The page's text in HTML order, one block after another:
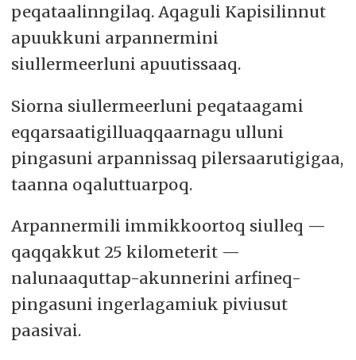
peqataalinngilaq. Aqaguli Kapisilinnut
apuukkuni arpannermini
siullermeerluni apuutissaaq.
Siorna siullermeerluni peqataagami
eqqarsaatigilluaqqaarnagu ulluni
pingasuni arpannissaq pilersaarutigigaa,
taanna oqaluttuarpoq.
Arpannermili immikkoortoq siulleq —
qaqqakkut 25 kilometerit —
nalunaaquttap-akunnerini arfineq-
pingasuni ingerlagamiuk piviusut
paasivai.